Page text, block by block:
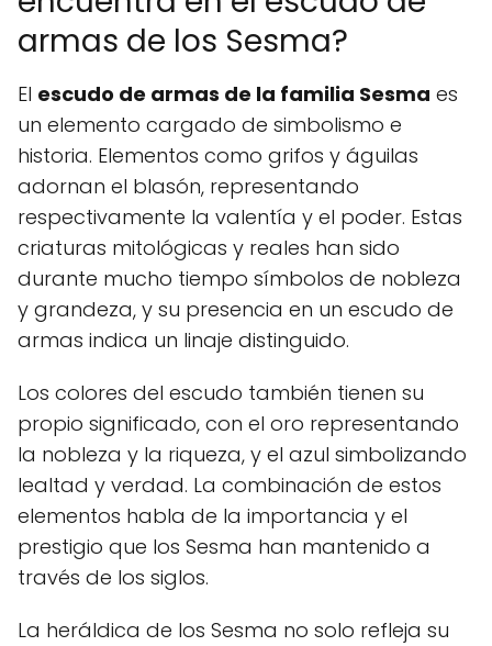
armas de los Sesma?
El escudo de armas de la familia Sesma es
un elemento cargado de simbolismo e
historia. Elementos como grifos y águilas
adornan el blasón, representando
respectivamente la valentía y el poder. Estas
criaturas mitológicas y reales han sido
durante mucho tiempo símbolos de nobleza
y grandeza, y su presencia en un escudo de
armas indica un linaje distinguido.
Los colores del escudo también tienen su
propio significado, con el oro representando
la nobleza y la riqueza, y el azul simbolizando
lealtad y verdad. La combinación de estos
elementos habla de la importancia y el
prestigio que los Sesma han mantenido a
través de los siglos.
La heráldica de los Sesma no solo refleja su